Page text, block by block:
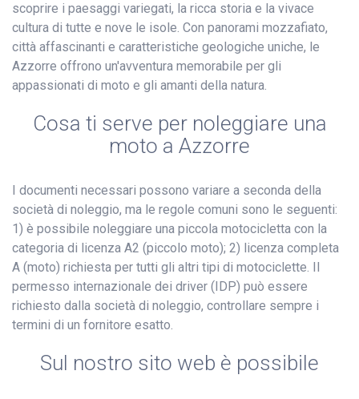
scoprire i paesaggi variegati, la ricca storia e la vivace
cultura di tutte e nove le isole. Con panorami mozzafiato,
città affascinanti e caratteristiche geologiche uniche, le
Azzorre offrono un'avventura memorabile per gli
appassionati di moto e gli amanti della natura.
Cosa ti serve per noleggiare una
moto a Azzorre
I documenti necessari possono variare a seconda della
società di noleggio, ma le regole comuni sono le seguenti:
1) è possibile noleggiare una piccola motocicletta con la
categoria di licenza A2 (piccolo moto); 2) licenza completa
A (moto) richiesta per tutti gli altri tipi di motociclette. Il
permesso internazionale dei driver (IDP) può essere
richiesto dalla società di noleggio, controllare sempre i
termini di un fornitore esatto.
Sul nostro sito web è possibile